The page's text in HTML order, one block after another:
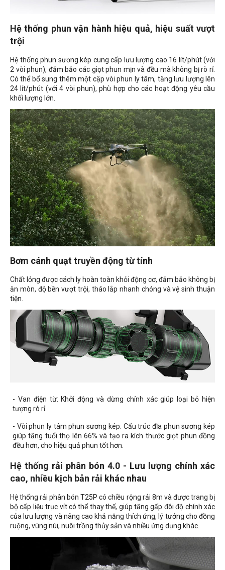
Hệ thống phun vận hành hiệu quả, hiệu suất vượt
trội
Hệ thống phun sương kép cung cấp lưu lượng cao 16 lít/phút (với
2 vòi phun), đảm bảo các giọt phun mịn và đều mà không bị rò rỉ.
Có thể bổ sung thêm một cặp vòi phun ly tâm, tăng lưu lượng lên
24 lít/phút (với 4 vòi phun), phù hợp cho các hoạt động yêu cầu
khối lượng lớn.
Bơm cánh quạt truyền động từ tính
Chất lỏng được cách ly hoàn toàn khỏi động cơ, đảm bảo không bị
ăn mòn, độ bền vượt trội, tháo lắp nhanh chóng và vệ sinh thuận
tiện.
- Van điện từ: Khởi động và dừng chính xác giúp loại bỏ hiện
tượng rò rỉ.
- Vòi phun ly tâm phun sương kép: Cấu trúc đĩa phun sương kép
giúp tăng tuổi thọ lên 66% và tạo ra kích thước giọt phun đồng
đều hơn, cho hiệu quả phun tốt hơn.
Hệ thống rải phân bón 4.0 - Lưu lượng chính xác
cao, nhiều kịch bản rải khác nhau
Hệ thống rải phân bón T25P có chiều rộng rải 8m và được trang bị
bộ cấp liệu trục vít có thể thay thế, giúp tăng gấp đôi độ chính xác
của lưu lượng và nâng cao khả năng thích ứng, lý tưởng cho đồng
ruộng, vùng núi, nuôi trồng thủy sản và nhiều ứng dụng khác.